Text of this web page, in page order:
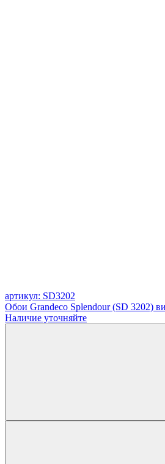
артикул: SD3202
Обои Grandeco Splendour (SD 3202)
Наличие уточняйте